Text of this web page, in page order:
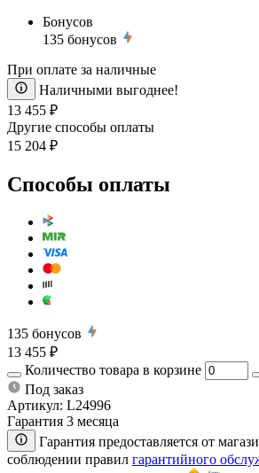
Бонусов
135 бонусов
При оплате за наличные
Наличными выгоднее!
13 455 ₽
Другие способы оплаты
15 204 ₽
Способы оплаты
135 бонусов
13 455 ₽
Количество товара в корзине
Под заказ
Артикул: L24996
Гарантия 3 месяца
Гарантия предоставляется от
соблюдении правил гарантийного